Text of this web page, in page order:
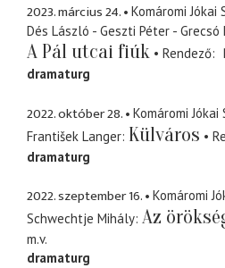
2023. március 24.
Komáromi Jókai
Dés László - Geszti Péter -
A Pál utcai fiúk Rendező
dramaturg
2022. október 28.
Komáromi Jókai
František Langer Külváros
dramaturg
2022. szeptember 16.
Komáromi
Schwechtje Mihály Az
m.v.
dramaturg